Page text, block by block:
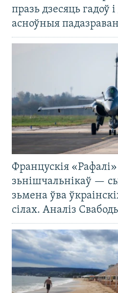
празь дзесяць гадоў
асноўныя
Францускія
зьнішчальнікаў —
зьмена ўва
сілах. Аналіз